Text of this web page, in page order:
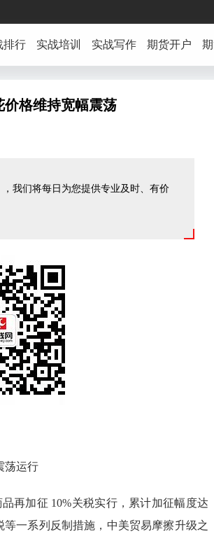
排行 实战培训 实战写作 期货开户
价格维持宽幅震荡
，我们将每日为您提供专业及时、有价
荡运行
再加征 10%关税实行，累计加征幅度达
一系列反制措施，中美贸易摩擦升级之